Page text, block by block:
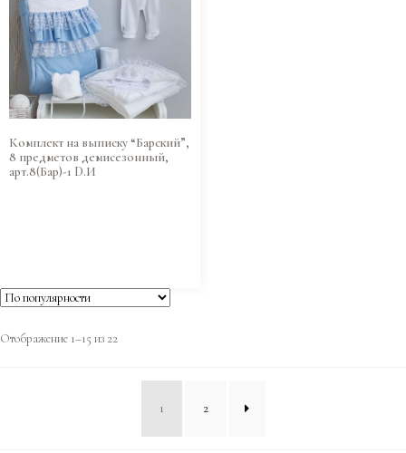
Комплект на выписку “Барский”,
8 предметов демисезонный,
арт.8(Бар)-1 D.И
Отображение 1–15 из 22
1 2